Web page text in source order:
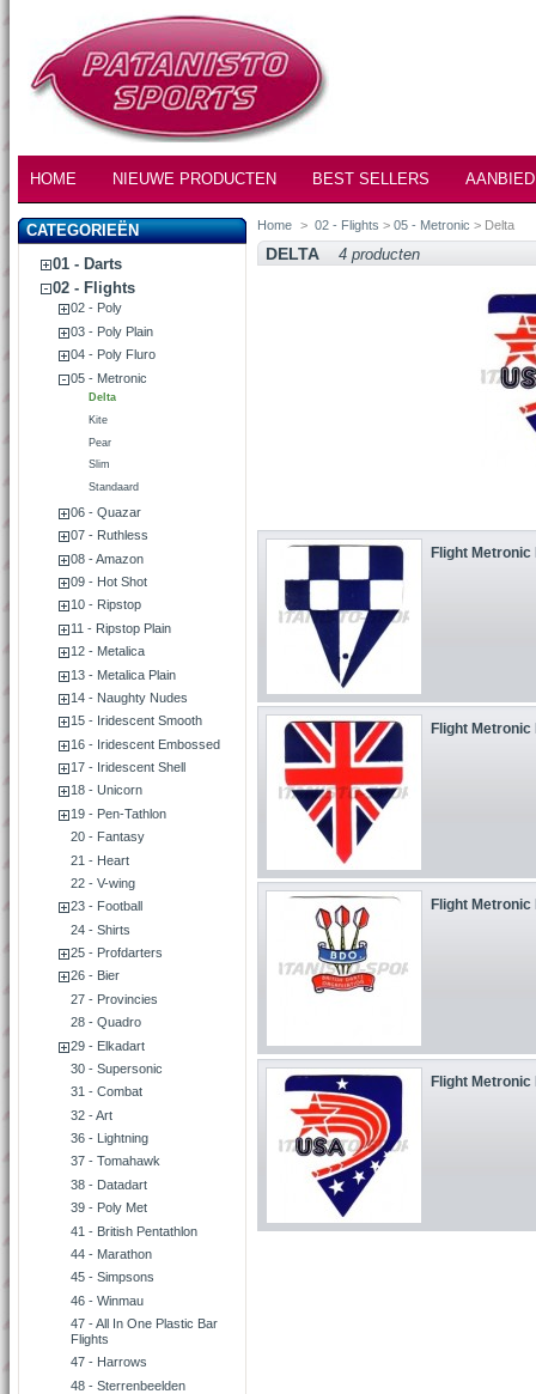
HOME NIEUWE PRODUCTEN BEST SELLERS
CATEGORIEËN
01 - Darts
02 - Flights
02 - Poly
03 - Poly Plain
04 - Poly Fluro
05 - Metronic
Delta
Kite
Pear
Slim
Standaard
06 - Quazar
07 - Ruthless
08 - Amazon
09 - Hot Shot
10 - Ripstop
11 - Ripstop Plain
12 - Metalica
13 - Metalica Plain
14 - Naughty Nudes
15 - Iridescent Smooth
16 - Iridescent Embossed
17 - Iridescent Shell
18 - Unicorn
19 - Pen-Tathlon
20 - Fantasy
21 - Heart
22 - V-wing
23 - Football
24 - Shirts
25 - Profdarters
26 - Bier
27 - Provincies
28 - Quadro
29 - Elkadart
30 - Supersonic
31 - Combat
32 - Art
36 - Lightning
37 - Tomahawk
38 - Datadart
39 - Poly Met
41 - British Pentathlon
44 - Marathon
45 - Simpsons
46 - Winmau
47 - All In One Plastic Bar
Flights
47 - Harrows
48 - Sterrenbeelden
Home > 02 - Flights >05 - Metronic > Delta
DELTA 4 producten
Flight Metronic
Flight
Flight Metronic
Flight Metronic